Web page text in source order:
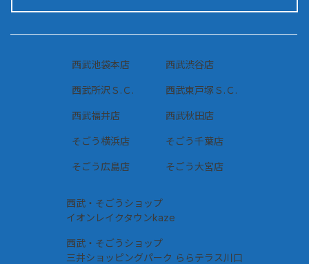
西武池袋本店 西武渋谷店
西武東戸塚Ｓ.Ｃ.
西武所沢Ｓ.Ｃ.
西武福井店 西武秋田店
そごう横浜店 そごう千葉店
そごう大宮店
そごう広島店
西武・そごうショップ
三井ショッピングパーク ららテラス川口
西武・そごうショップ
イオンレイクタウンkaze